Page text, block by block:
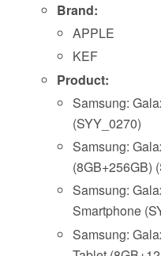
Brand:
APPLE
KEF
Product:
Samsung:
(SYY_0270)
Samsung:
(8GB+256GB)
Samsung:
Smartphone
Samsung: